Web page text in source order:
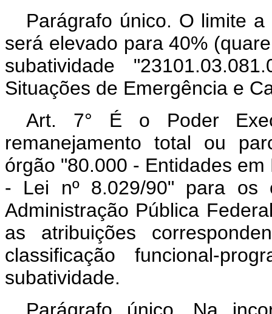
Parágrafo único. O limite
será elevado para 40%
subatividade
Situações de Emergência e
Art. 7° É o Poder
remanejamento total ou
órgão "80.000 - Entidades
- Lei nº 8.029/90" para os
Administração Pública
as atribuições
classificação funcional-
subatividade.